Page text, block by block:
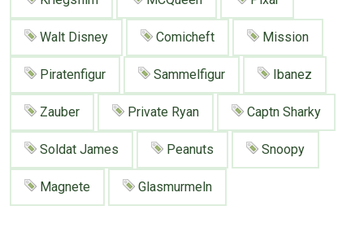
Walt Disney Comicheft Mission
Piratenfigur Sammelfigur Ibanez
Zauber Private Ryan Captn Sharky
Soldat James Peanuts Snoopy
Magnete Glasmurmeln